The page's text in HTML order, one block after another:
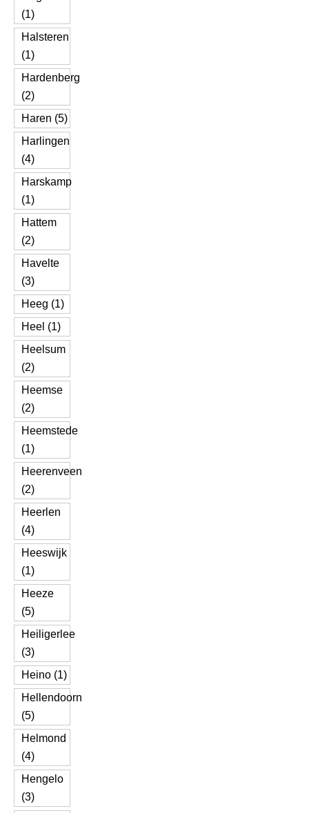
(1)
Halsteren
(1)
Hardenberg
(2)
Haren (5)
Harlingen
(4)
Harskamp
(1)
Hattem
(2)
Havelte
(3)
Heeg (1)
Heel (1)
Heelsum
(2)
Heemse
(2)
Heemstede
(1)
Heerenveen
(2)
Heerlen
(4)
Heeswijk
(1)
Heeze
(5)
Heiligerlee
(3)
Heino (1)
Hellendoorn
(5)
Helmond
(4)
Hengelo
(3)